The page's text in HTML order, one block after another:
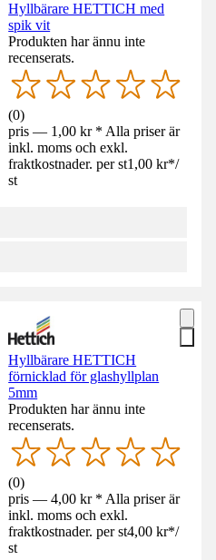
Hyllbärare HETTICH med
spik vit
Produkten har ännu inte
recenserats.
(0)
pris — 1,00 kr * Alla priser är
inkl. moms och exkl.
fraktkostnader. per st1,00 kr*/
st
Hyllbärare HETTICH
förnicklad för glashyllplan
5mm
Produkten har ännu inte
recenserats.
(0)
pris — 4,00 kr * Alla priser är
inkl. moms och exkl.
fraktkostnader. per st4,00 kr*/
st